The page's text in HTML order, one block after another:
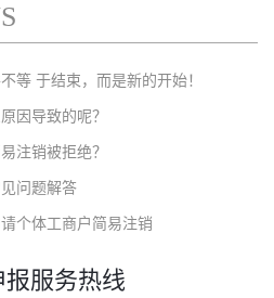
等 于结束，而是新的开始！
因导致的呢？
注销被拒绝？
问题解答
个体工商户简易注销
服务热线